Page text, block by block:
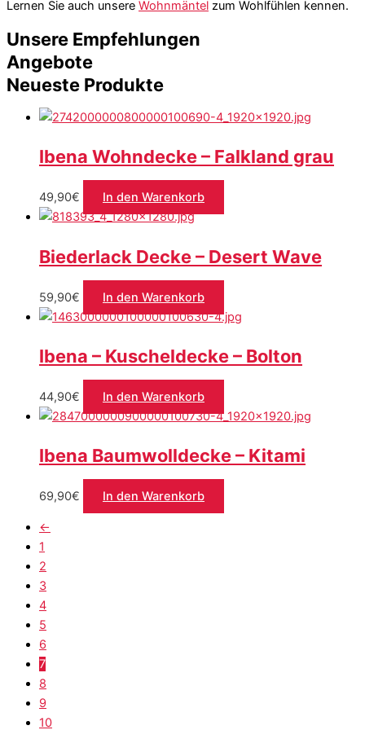
Lernen Sie auch unsere Wohnmäntel zum Wohlfühlen kennen.
Unsere Empfehlungen
Angebote
Neueste Produkte
Ibena Wohndecke – Falkland grau
49,90€ In den Warenkorb
Biederlack Decke – Desert Wave
59,90€ In den Warenkorb
Ibena – Kuscheldecke – Bolton
44,90€ In den Warenkorb
Ibena Baumwolldecke – Kitami
69,90€ In den Warenkorb
←
1
2
3
4
5
6
7
8
9
10